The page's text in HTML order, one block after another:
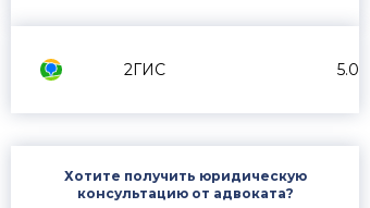
2ГИС 5.0
Хотите получить юридическую
консультацию от адвоката?